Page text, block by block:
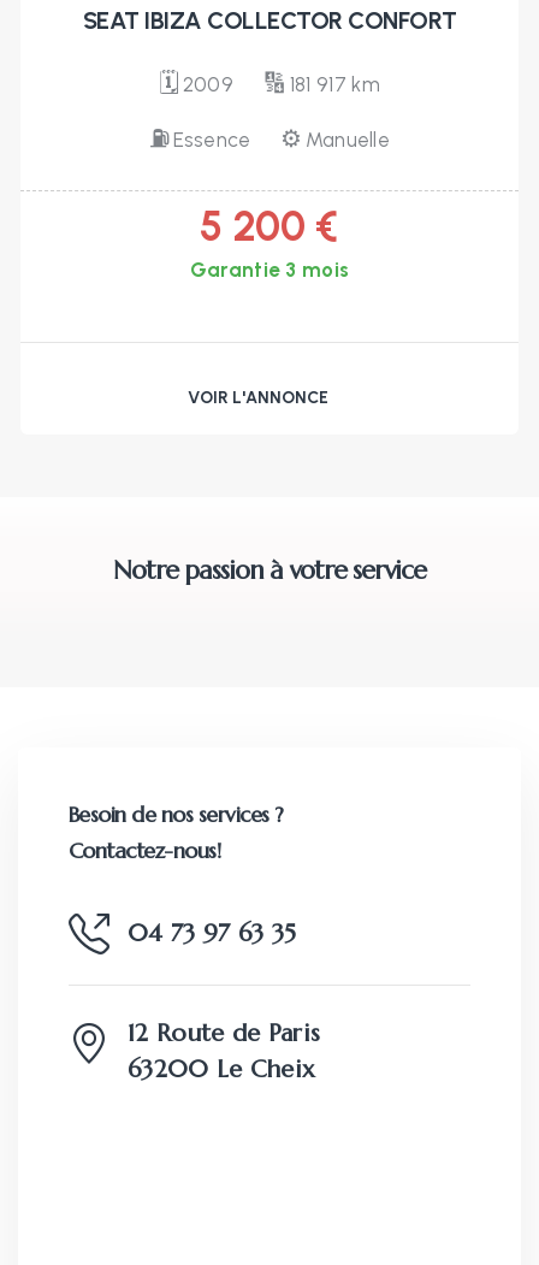
SEAT IBIZA COLLECTOR CONFORT
🗓️ 2009 🔢 181 917 km
⛽Essence ⚙️ Manuelle
5 200 €
Garantie 3 mois
VOIR L'ANNONCE
Notre passion à votre service
Besoin de nos services ?
Contactez-nous!
04 73 97 63 35
12 Route de Paris
63200 Le Cheix